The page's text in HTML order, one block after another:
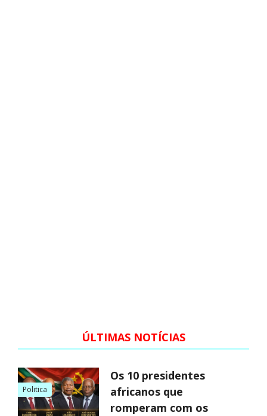
ÚLTIMAS NOTÍCIAS
Politica
Os 10 presidentes
africanos que
romperam com os